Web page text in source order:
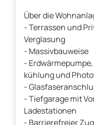
Über die
- Terrassen und
Verglasung
- Massivbauweise
-
kühlung und
-
- Tiefgarage mit
Ladestationen
- Barrierefreier